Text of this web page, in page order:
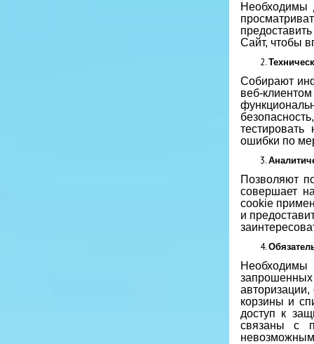
Необходимы
Сайт, чтобы
Собирают
веб-
ошибки по
Позволяют
совершает
cookie
и
Необходимы
корзины и
доступ к
связаны с